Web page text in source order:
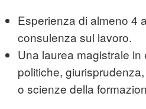
Esperienza di almeno 4
consulenza sul lavoro.
Una laurea magistrale
politiche,
o scienze della